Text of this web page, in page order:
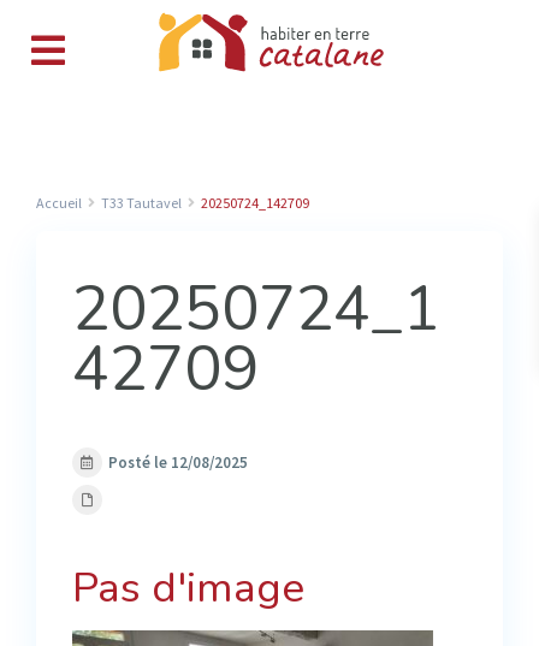
Accueil T33 Tautavel 20250724_142709
20250724_1
42709
Posté le 12/08/2025
Pas d'image